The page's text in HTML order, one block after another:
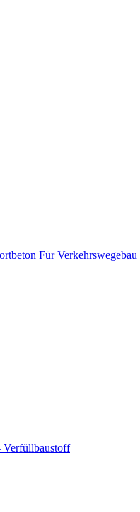
Für Verkehrswegebau
Verfüllbaustoff